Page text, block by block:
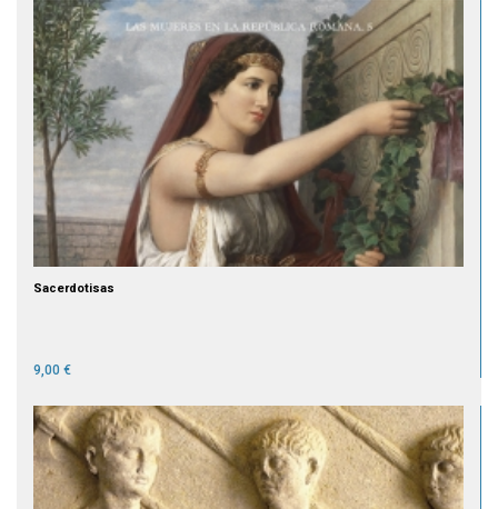
Sacerdotisas
9,00 €